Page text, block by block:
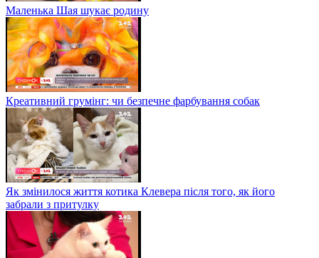
Маленька Шая шукає родину
Креативний грумінг: чи безпечне фарбування собак
Як змінилося життя котика Клевера після того, як його
забрали з притулку